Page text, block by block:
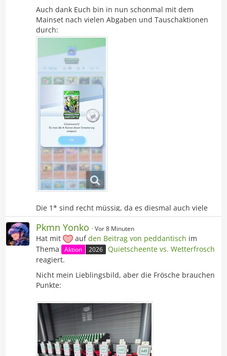
Auch dank Euch bin in nun schonmal mit dem
Mainset nach vielen Abgaben und Tauschaktionen
durch:
Die 1* sind recht müssig, da es diesmal auch viele
Karten sind und wenig Tauschware vorhanden ist.
Pkmn Yonko Vor 8 Minuten
Hat mit aufden Beitrag von peddantisch im
Thema
Aktion 2026 Quietscheente vs. Wetterfrosch
reagiert.
Nicht mein Lieblingsbild, aber die Frösche brauchen
Punkte: